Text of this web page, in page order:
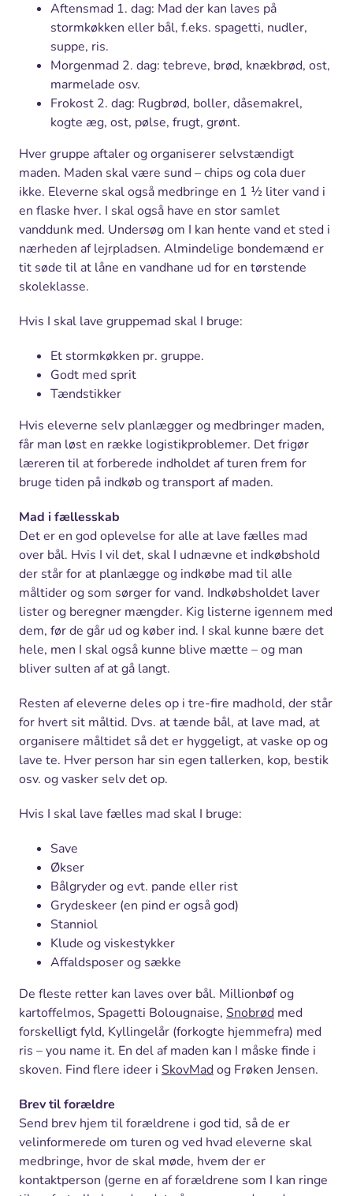
Aftensmad 1. dag: Mad der kan laves på
stormkøkken eller bål, f.eks. spagetti, nudler,
suppe, ris.
Morgenmad 2. dag: tebreve, brød, knækbrød, ost,
marmelade osv.
Frokost 2. dag: Rugbrød, boller, dåsemakrel,
kogte æg, ost, pølse, frugt, grønt.
Hver gruppe aftaler og organiserer selvstændigt
maden. Maden skal være sund – chips og cola duer
ikke. Eleverne skal også medbringe en 1 ½ liter vand i
en flaske hver. I skal også have en stor samlet
vanddunk med. Undersøg om I kan hente vand et sted i
nærheden af lejrpladsen. Almindelige bondemænd er
tit søde til at låne en vandhane ud for en tørstende
skoleklasse.
Hvis I skal lave gruppemad skal I bruge:
Et stormkøkken pr. gruppe.
Godt med sprit
Tændstikker
Hvis eleverne selv planlægger og medbringer maden,
får man løst en række logistikproblemer. Det frigør
læreren til at forberede indholdet af turen frem for
bruge tiden på indkøb og transport af maden.
Mad i fællesskab
Det er en god oplevelse for alle at lave fælles mad
over bål. Hvis I vil det, skal I udnævne et indkøbshold
der står for at planlægge og indkøbe mad til alle
måltider og som sørger for vand. Indkøbsholdet laver
lister og beregner mængder. Kig listerne igennem med
dem, før de går ud og køber ind. I skal kunne bære det
hele, men I skal også kunne blive mætte – og man
bliver sulten af at gå langt.
Resten af eleverne deles op i tre-fire madhold, der står
for hvert sit måltid. Dvs. at tænde bål, at lave mad, at
organisere måltidet så det er hyggeligt, at vaske op og
lave te. Hver person har sin egen tallerken, kop, bestik
osv. og vasker selv det op.
Hvis I skal lave fælles mad skal I bruge:
Save
Økser
Bålgryder og evt. pande eller rist
Grydeskeer (en pind er også god)
Stanniol
Klude og viskestykker
Affaldsposer og sække
De fleste retter kan laves over bål. Millionbøf og
kartoffelmos, Spagetti Bolougnaise, Snobrød med
forskelligt fyld, Kyllingelår (forkogte hjemmefra) med
ris – you name it. En del af maden kan I måske finde i
skoven. Find flere ideer i SkovMadog Frøken Jensen.
Brev til forældre
Send brev hjem til forældrene i god tid, så de er
velinformerede om turen og ved hvad eleverne skal
medbringe, hvor de skal møde, hvem der er
kontaktperson (gerne en af forældrene som I kan ringe